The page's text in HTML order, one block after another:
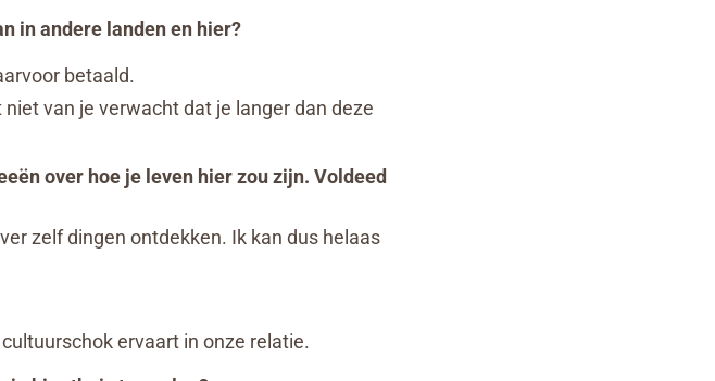
in andere landen en hier?
betaald.
van je verwacht dat je langer dan deze
over hoe je leven hier zou zijn. Voldeed
zelf dingen ontdekken. Ik kan dus helaas
ervaart in onze relatie.